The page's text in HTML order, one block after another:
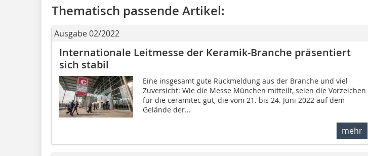
Thematisch passende Artikel:
Ausgabe 02/2022
Internationale Leitmesse der Keramik-Branche präsentiert
sich stabil
Eine insgesamt gute Rückmeldung aus der Branche und viel
Zuversicht: Wie die Messe München mitteilt, seien die Vorzeichen
für die ceramitec gut, die vom 21. bis 24. Juni 2022 auf dem
Gelände der...
mehr